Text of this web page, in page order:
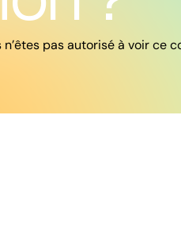
n’êtes pas autorisé à voir ce